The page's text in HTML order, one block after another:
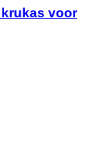
krukas voor